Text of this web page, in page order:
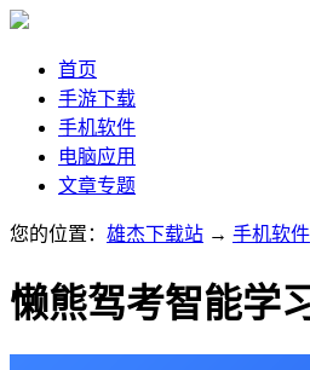
首页
手游下载
手机软件
电脑应用
文章专题
您的位置： 雄杰下载站 → 手机软件
懒熊驾考智能学